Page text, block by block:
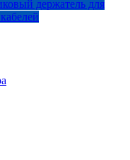
держатель для